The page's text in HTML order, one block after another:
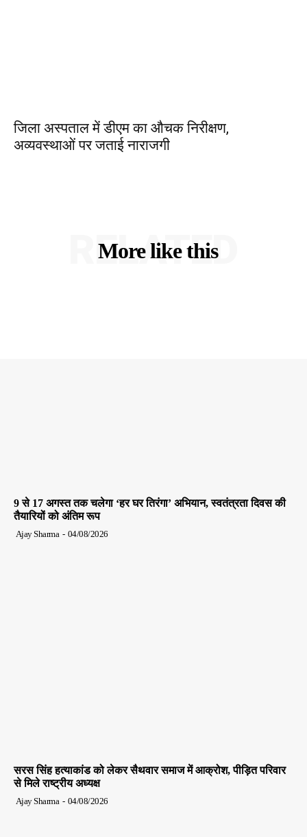
जिला अस्पताल में डीएम का औचक निरीक्षण,
अव्यवस्थाओं पर जताई नाराजगी
More like this
RELATED
9 से 17 अगस्त तक चलेगा ‘हर घर तिरंगा’ अभियान, स्वतंत्रता दिवस की
तैयारियों को अंतिम रूप
Ajay Sharma - 04/08/2026
सरस सिंह हत्याकांड को लेकर सैथवार समाज में आक्रोश, पीड़ित परिवार
से मिले राष्ट्रीय अध्यक्ष
Ajay Sharma - 04/08/2026